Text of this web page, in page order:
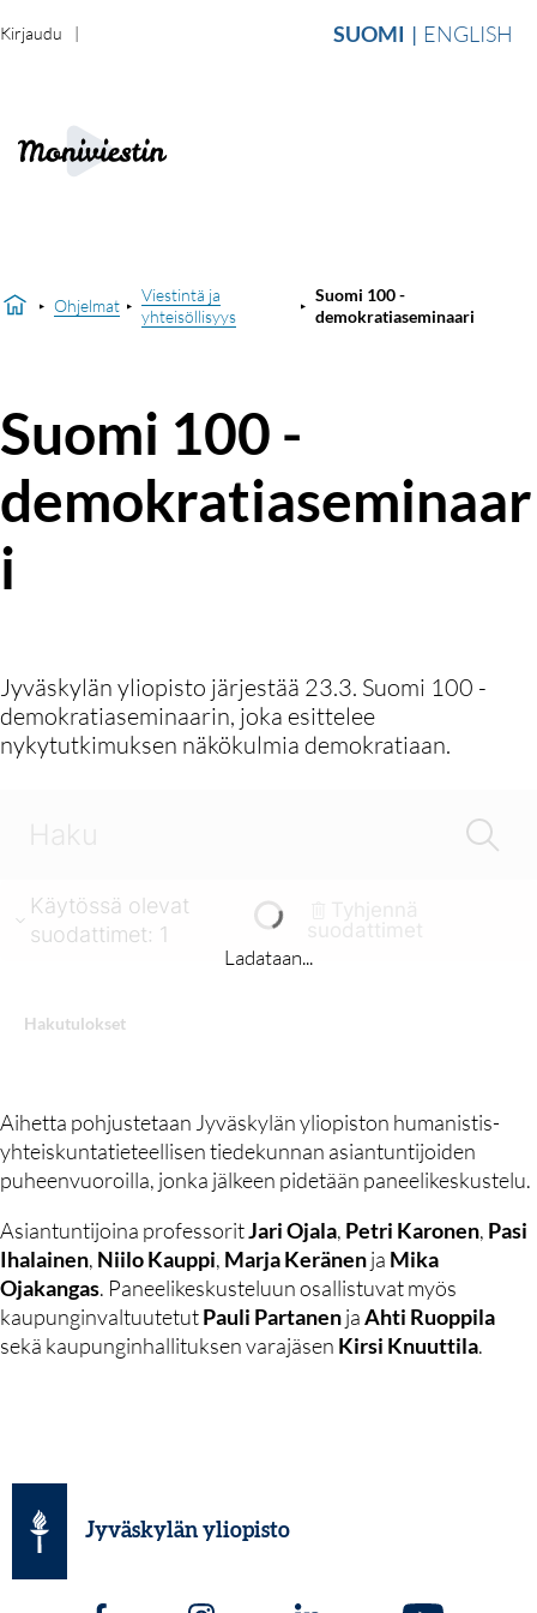
SUOMI ENGLISH
Kirjaudu
Ohjelmat
Viestintä ja
yhteisöllisyys
Suomi 100 -
demokratiaseminaari
Suomi 100 -
demokratiaseminaar
i
Jyväskylän yliopisto järjestää 23.3. Suomi 100 -
demokratiaseminaarin, joka esittelee
nykytutkimuksen näkökulmia demokratiaan.
Käytössä olevat
suodattimet: 1
Hakutulokset
Ladataan...
Aihetta pohjustetaan Jyväskylän yliopiston humanistis-
yhteiskuntatieteellisen tiedekunnan asiantuntijoiden
puheenvuoroilla, jonka jälkeen pidetään paneelikeskustelu.
Asiantuntijoina professoritJari Ojala, Petri Karonen, Pasi
Ihalainen, Niilo Kauppi, Marja Keränenja Mika
Ojakangas. Paneelikeskusteluun osallistuvat myös
kaupunginvaltuutetutPauli PartanenjaAhti Ruoppila
sekä kaupunginhallituksen varajäsen Kirsi Knuuttila.
Jyväskylän yliopisto